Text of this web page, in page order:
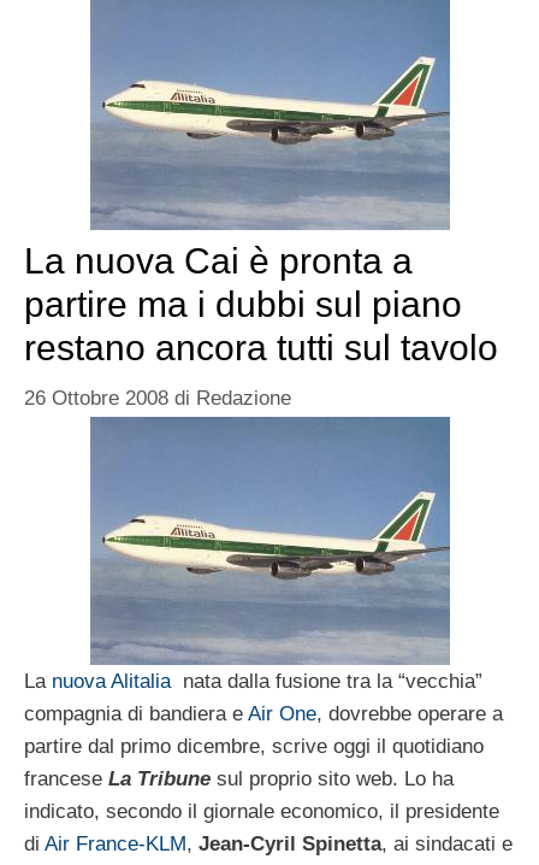
La nuova Cai è pronta a
partire ma i dubbi sul piano
restano ancora tutti sul tavolo
26 Ottobre 2008 di Redazione
La nuova Alitalianata dalla fusione tra la “vecchia”
compagnia di bandiera e Air One, dovrebbe operare a
partire dal primo dicembre, scrive oggi il quotidiano
francese La Tribune sul proprio sito web. Lo ha
indicato, secondo il giornale economico, il presidente
di Air France-KLM, Jean-Cyril Spinetta, ai sindacati e